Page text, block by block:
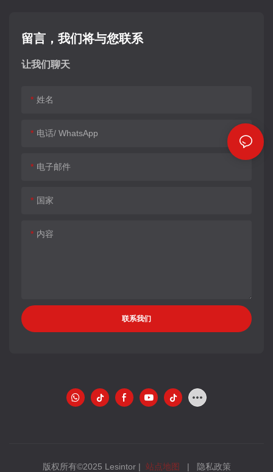
留言，我们将与您联系
让我们聊天
姓名
电话/ WhatsApp
电子邮件
国家
内容
联系我们
版权所有©2025 Lesintor | 站点地图 | 隐私政策